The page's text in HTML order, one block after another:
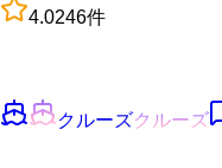
4.0246件
クルーズクルーズ